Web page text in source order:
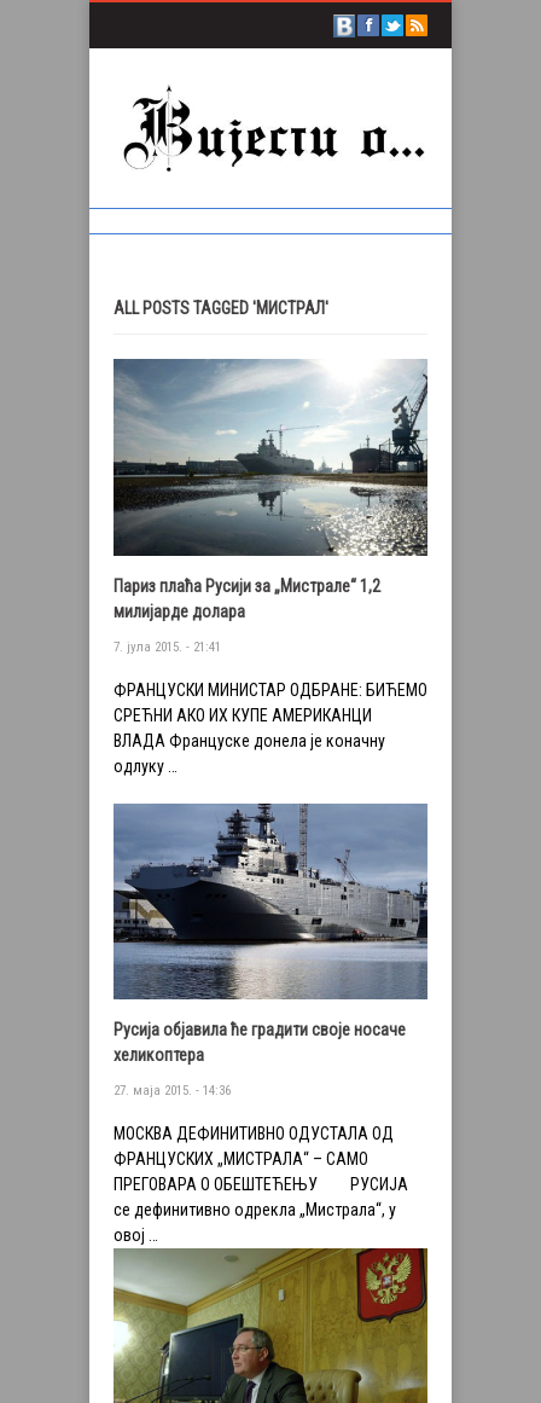
ALL POSTS TAGGED 'МИСТРАЛ'
Париз плаћа Русији за „Мистрале“ 1,2
милијарде долара
7. јула 2015. - 21:41
ФРАНЦУСКИ МИНИСТАР ОДБРАНЕ: БИЋЕМ​О
СРЕЋНИ АКО ИХ КУПЕ АМЕРИКАНЦИ
ВЛАДА Француске донела је коначну
одлуку …
Русија објавила ће градити своје носаче
хеликоптера
27. маја 2015. - 14:36
МОСКВА ДЕФИНИТИВНО ОДУСТАЛА ОД
ФРАНЦУСКИХ „МИСТРАЛА“ – САМО
ПРЕГОВАРА О ОБЕШТЕЋЕЊУ РУСИЈА
се дефинитивно одрекла „Мистрала“, у
овој …